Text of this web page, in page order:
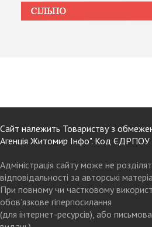
Сайт належить Товариству з
Агенція Житомир Інфо". Код
Адміністрація сайту може не
відповідальності за авторські
При повному чи частковому
обов’язкове гіперпосилання
(для інтернет-ресурсів), або